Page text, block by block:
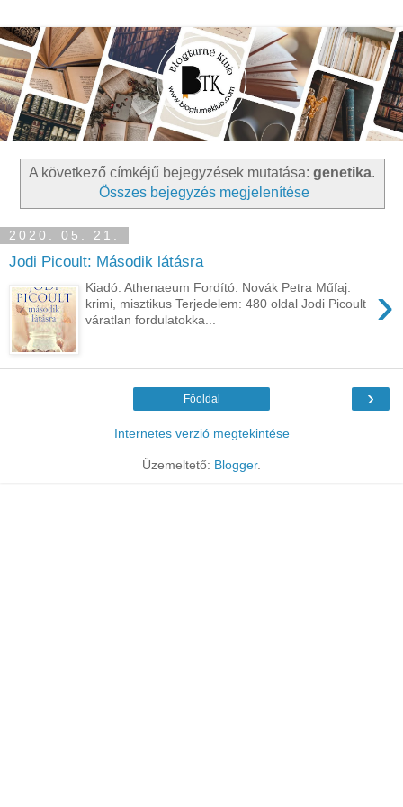
A következő címkéjű bejegyzések mutatása: genetika.
Összes bejegyzés megjelenítése
2020. 05. 21.
Jodi Picoult: Második látásra
›
Kiadó: Athenaeum Fordító: Novák Petra Műfaj:
krimi, misztikus Terjedelem: 480 oldal Jodi ​Picoult
váratlan fordulatokka...
›
Főoldal
Internetes verzió megtekintése
Üzemeltető: Blogger.